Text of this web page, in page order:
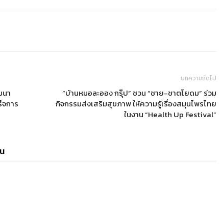
า
การ
บทความถัดไป
“บ้านหมอละออง กรุ๊ป” ชวน “ชาย-ชาตโยดม” ร่วม
กิจกรรมส่งเสริมสุขภาพ ให้ความรู้เรื่องสมุนไพรไทย
ในงาน “Health Up Festival”